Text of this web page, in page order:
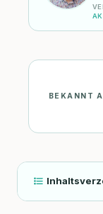
BEKANNT